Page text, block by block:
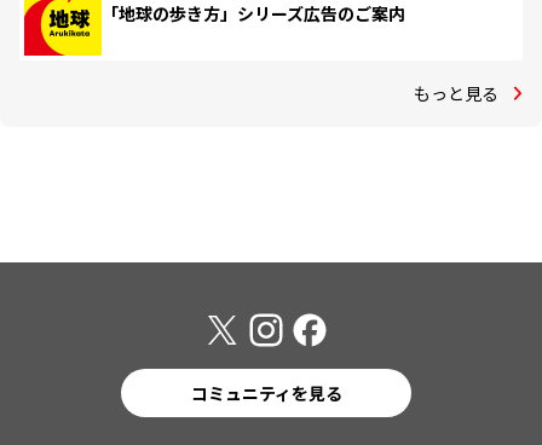
「地球の歩き方」シリーズ広告のご案内
もっと見る
コミュニティを見る